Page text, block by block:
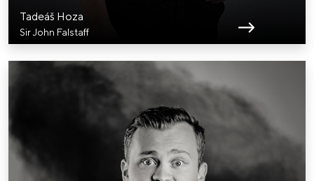
Tadeáš Hoza
Sir John Falstaff